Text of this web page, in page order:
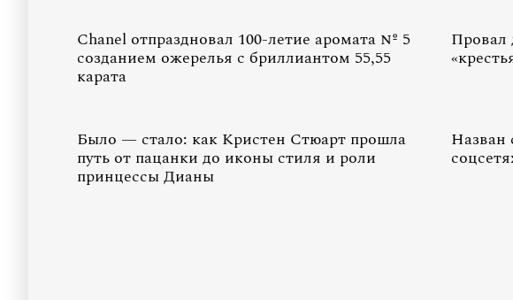
Chanel отпраздновал 100-летие аромата № 5
созданием ожерелья с бриллиантом 55,55
карата
Провал
Было — стало: как Кристен Стюарт прошла
путь от пацанки до иконы стиля и роли
принцессы Дианы
Назван